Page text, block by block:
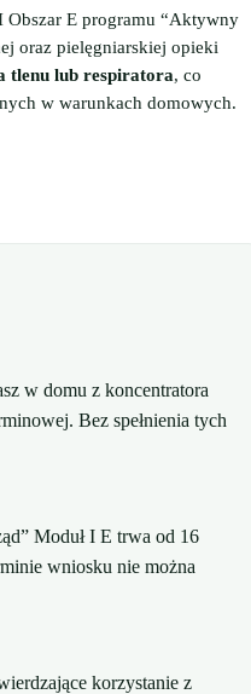
Obszar E programu “Aktywny
oraz pielęgniarskiej opieki
tlenu lub respiratora, co
w warunkach domowych.
w domu z koncentratora
Bez spełnienia tych
Moduł I E trwa od 16
wniosku nie można
korzystanie z